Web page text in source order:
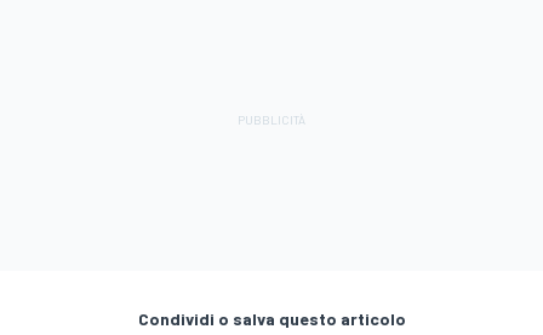
Condividi o salva questo articolo